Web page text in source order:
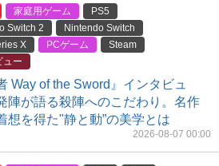
家庭用ゲーム
PS5
Switch 2
Nintendo Switch
X
PCゲーム
Steam
ュー
Way of the Sword』インタビュ
陣が語る殺陣へのこだわり。名作
想を得た"静と動”の美学とは
2026-08-07 00:00